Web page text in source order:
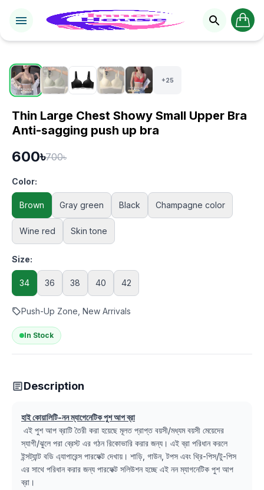
1 / 30
+25
Thin Large Chest Showy Small Upper Bra
Anti-sagging push up bra
600৳700৳
Color:
Brown Gray green Black Champagne color
Wine red Skin tone
Size:
34 36 38 40 42
Push-Up Zone, New Arrivals
In Stock
Description
হাই কোয়ালিটি-নন ম্যাগেনেটিক পুশ আপ ব্রা
এই পুশ আপ ব্রাটি তৈরী করা হয়েছে মূলত প্রাপ্ত বয়সী/মধ্যম বয়সী মেয়েদের
স্যাগী/ঝুলে পরা ব্রেস্ট এর গঠন রিকোভারি করার জন্য। এই ব্রা পরিধান করলে
ইন্সট্যান্ট বডি এ্যাপারেন্স পারফেক্ট দেখায়। শাড়ি, গাউন, টপস এবং থ্রি-পিস/টু-পিস
এর সাথে পরিধান করার জন্য পারফেক্ট সলিউশন হচ্ছে এই নন ম্যাগনেটিক পুশ আপ
ব্রা।